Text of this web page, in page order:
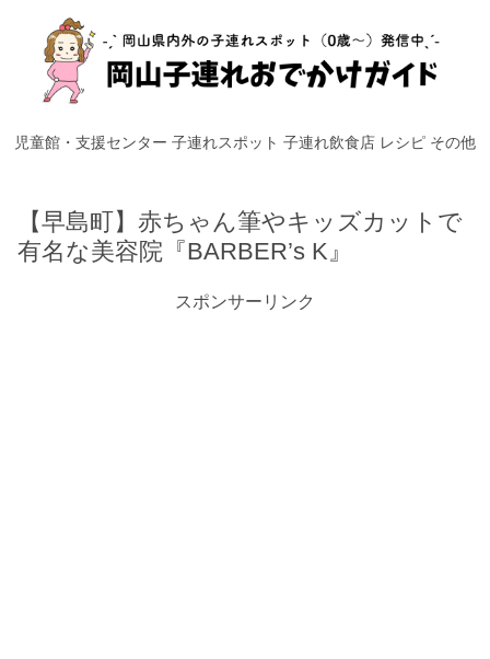
児童館・支援センター 子連れスポット 子連れ飲食店 レシピ その他
【早島町】赤ちゃん筆やキッズカットで
有名な美容院『BARBER’s K』
スポンサーリンク